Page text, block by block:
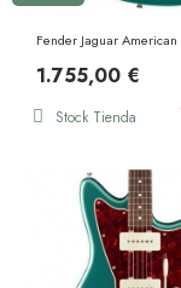
Fender Jaguar
1.755,00 €
Stock Tienda